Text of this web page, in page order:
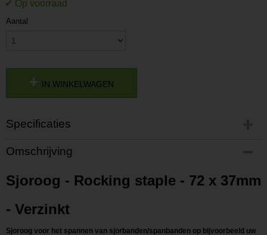
Aantal
IN WINKELWAGEN
Specificaties
Productcode
P202306081057
L202306081057
Omschrijving
Sjoroog - Rocking staple - 72 x 37mm
- Verzinkt
Sjoroog voor het spannen van sjorbanden/spanbanden op bijvoorbeeld uw